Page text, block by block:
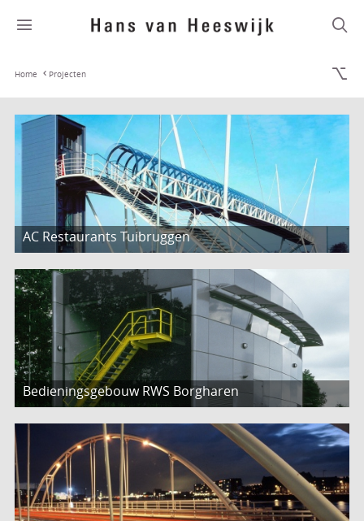
Home Projecten
AC Restaurants Tuibruggen
Bedieningsgebouw RWS Borgharen